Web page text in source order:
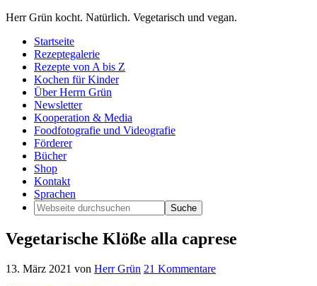
Herr Grün kocht. Natürlich. Vegetarisch und vegan.
Startseite
Rezeptegalerie
Rezepte von A bis Z
Kochen für Kinder
Über Herrn Grün
Newsletter
Kooperation & Media
Foodfotografie und Videografie
Förderer
Bücher
Shop
Kontakt
Sprachen
Vegetarische Klöße alla caprese
13. März 2021 von Herr Grün 21 Kommentare